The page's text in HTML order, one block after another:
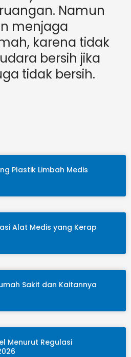
Namun
menjaga
karena tidak
bersih jika
tidak bersih.
Plastik Limbah Medis
Alat Medis yang Kerap
Sakit dan Kaitannya
Menurut Regulasi